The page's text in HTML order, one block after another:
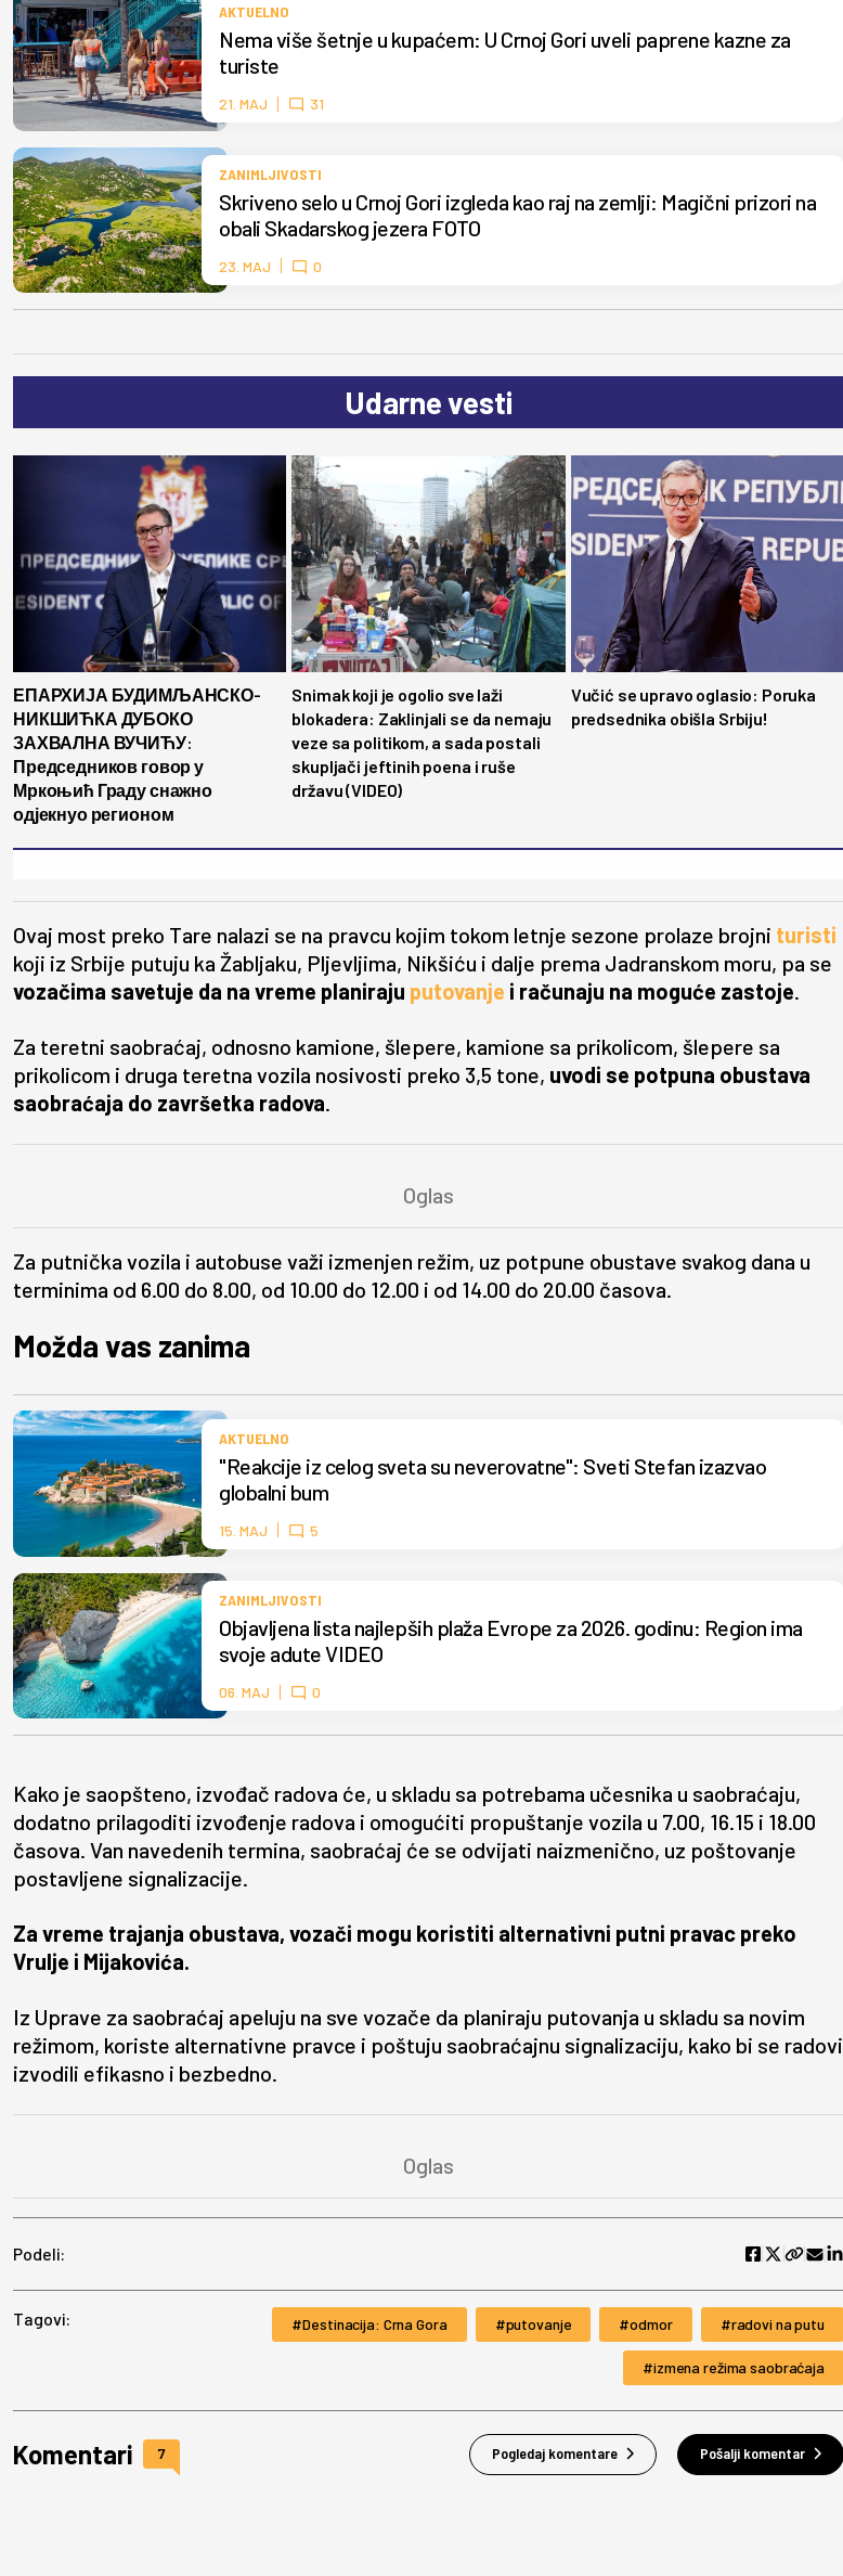
AKTUELNO
Nema više šetnje u kupaćem: U Crnoj Gori uveli paprene kazne za
turiste
21. MAJ 31
ZANIMLJIVOSTI
Skriveno selo u Crnoj Gori izgleda kao raj na zemlji: Magični prizori na
obali Skadarskog jezera FOTO
23. MAJ 0
Udarne vesti
ЕПАРХИЈА БУДИМЉАНСКО-
НИКШИЋКА ДУБОКО
ЗАХВАЛНА ВУЧИЋУ:
Председников говор у
Мркоњић Граду снажно
одјекнуо регионом
Snimak koji je ogolio sve laži
blokadera: Zaklinjali se da nemaju
veze sa politikom, a sada postali
skupljači jeftinih poena i ruše
državu (VIDEO)
Vučić se upravo oglasio: Poruka
predsednika obišla Srbiju!
Ovaj most preko Tare nalazi se na pravcu kojim tokom letnje sezone prolaze brojni turisti
koji iz Srbije putuju ka Žabljaku, Pljevljima, Nikšiću i dalje prema Jadranskom moru, pa se
vozačima savetuje da na vreme planiraju putovanje i računaju na moguće zastoje.
Za teretni saobraćaj, odnosno kamione, šlepere, kamione sa prikolicom, šlepere sa
prikolicom i druga teretna vozila nosivosti preko 3,5 tone, uvodi se potpuna obustava
saobraćaja do završetka radova.
Za putnička vozila i autobuse važi izmenjen režim, uz potpune obustave svakog dana u
terminima od 6.00 do 8.00, od 10.00 do 12.00 i od 14.00 do 20.00 časova.
Možda vas zanima
AKTUELNO
"Reakcije iz celog sveta su neverovatne": Sveti Stefan izazvao
globalni bum
15. MAJ 5
ZANIMLJIVOSTI
Objavljena lista najlepših plaža Evrope za 2026. godinu: Region ima
svoje adute VIDEO
06. MAJ 0
Kako je saopšteno, izvođač radova će, u skladu sa potrebama učesnika u saobraćaju,
dodatno prilagoditi izvođenje radova i omogućiti propuštanje vozila u 7.00, 16.15 i 18.00
časova. Van navedenih termina, saobraćaj će se odvijati naizmenično, uz poštovanje
postavljene signalizacije.
Za vreme trajanja obustava, vozači mogu koristiti alternativni putni pravac preko
Vrulje i Mijakovića.
Iz Uprave za saobraćaj apeluju na sve vozače da planiraju putovanja u skladu sa novim
režimom, koriste alternativne pravce i poštuju saobraćajnu signalizaciju, kako bi se radovi
izvodili efikasno i bezbedno.
Podeli:
Tagovi: Destinacija: Crna Gora putovanje odmor radovi na putu
izmena režima saobraćaja
Komentari 7 Pogledaj komentare Pošalji komentar